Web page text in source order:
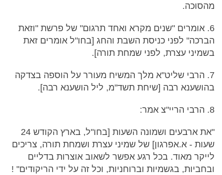
מהסוכה.
6. אומרים "שנים מקרא ואחד תרגום" של פרשת "וזאת
הברכה" לפני כניסת השבת והחג [בחו"ל אומרים זאת
בשמיני עצרת, לפני שמחת תורה].
7. הרבי שליט"א מלך המשיח מעורר על הוספה בצדקה
בהושענא רבה [שיחת תשד"מ, ליל הושענא רבה].
8. הרבי הריי"צ אמר:
"את ארבעים ושמונה השעות [בחו"ל, בארץ הקודש 24
שעות - א.אפרגון] של שמיני עצרת ושמחת תורה, צריכים
לייקר מאוד. בכל רגע אפשר לשאוב אוצרות בדליים
ובחביות, בגשמיות וברוחניות, וכל זה על ידי הריקודים" !